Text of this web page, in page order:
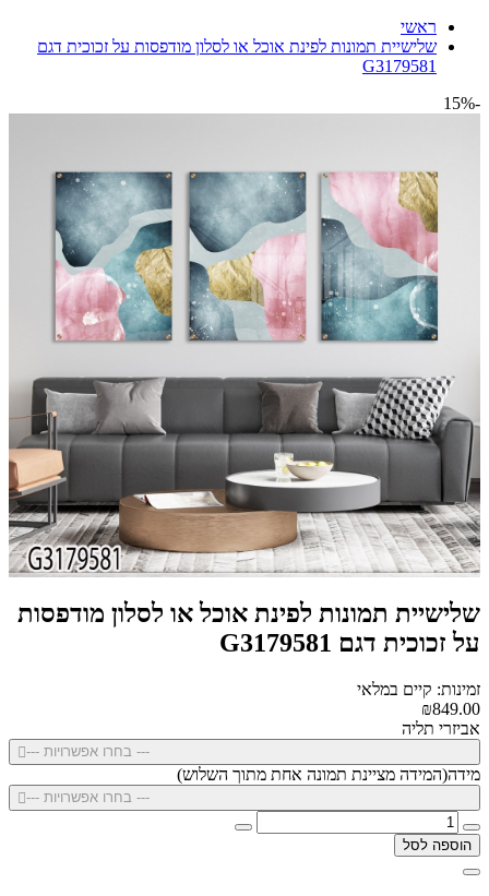
ראשי
שלישיית תמונות לפינת אוכל או לסלון מודפסות על זכוכית דגם
G3179581
-15%
שלישיית תמונות לפינת אוכל או לסלון מודפסות
על זכוכית דגם G3179581
זמינות: קיים במלאי
₪849.00
אביזרי תליה
--- בחרו אפשרויות ---
מידה(המידה מציינת תמונה אחת מתוך השלוש)
--- בחרו אפשרויות ---
הוספה לסל